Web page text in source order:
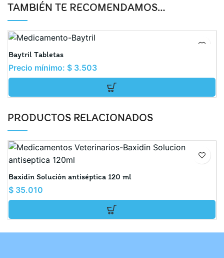
TAMBIÉN TE RECOMENDAMOS…
Baytril Tabletas
Precio mínimo: $ 3.503
PRODUCTOS RELACIONADOS
Baxidin Solución antiséptica 120 ml
$ 35.010